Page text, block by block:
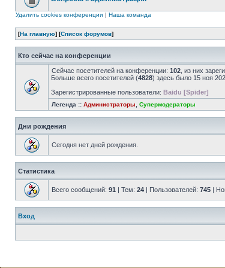
Удалить cookies конференции | Наша команда
[На главную] [Список форумов]
Кто сейчас на конференции
Сейчас посетителей на конференции: 102 , из них
Больше всего посетителей (4828) здесь было 15 ноя
Зарегистрированные пользователи: Baidu [Spider]
Легенда :: Администраторы Супермодераторы
Дни рождения
Сегодня нет дней рождения.
Статистика
Всего сообщений: 91 | Тем: 24 | Пользователей: 745 |
Вход